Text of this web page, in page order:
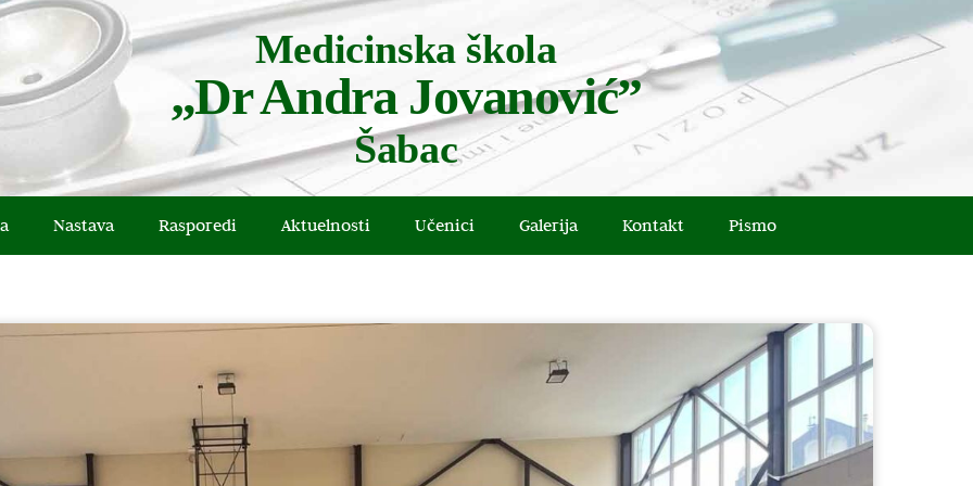
Medicinska škola
„Dr Andra Jovanović”
Šabac
Nastava Rasporedi Aktuelnosti Učenici Galerija Kontakt Pismo